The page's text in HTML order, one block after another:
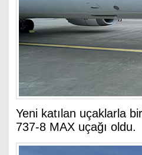
Yeni katılan uçaklarla
737-8 MAX uçağı oldu.